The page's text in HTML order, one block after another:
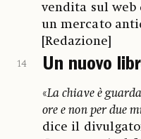
vendita sul web
un mercato
[Redazione]
14 Un nuovo
«La chiave è
ore e non per due
dice il